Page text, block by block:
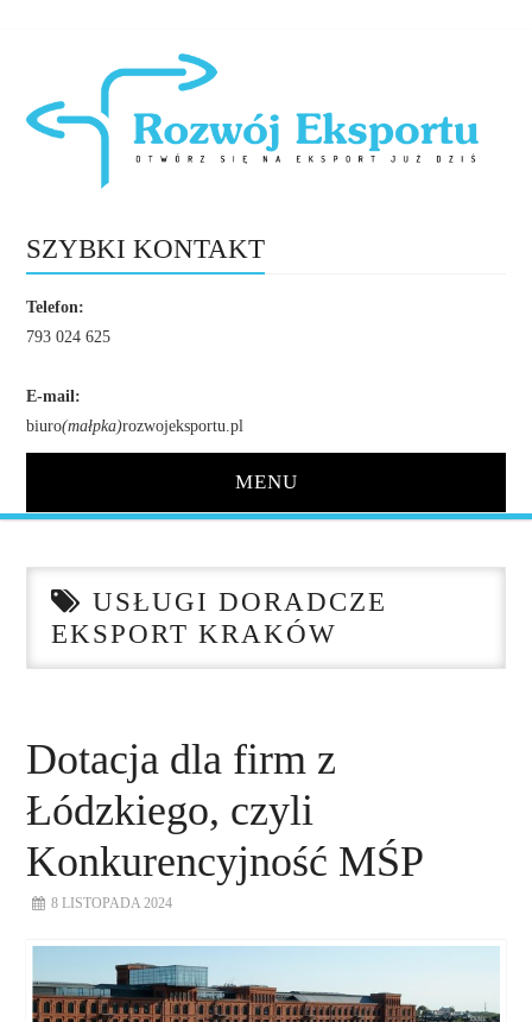
SZYBKI KONTAKT
Telefon:
793 024 625
E-mail:
biuro(małpka)rozwojeksportu.pl
MENU
O NAS
DORADZTWO
PLAN ROZWOJU EKSPORTU
PROEXIO
USŁUGI DORADCZE
EKSPORT KRAKÓW
Dotacja dla firm z
Łódzkiego, czyli
Konkurencyjność MŚP
8 LISTOPADA 2024